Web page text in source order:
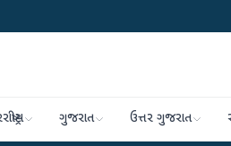
ગુજરાત ઉત્તર ગુજરાત